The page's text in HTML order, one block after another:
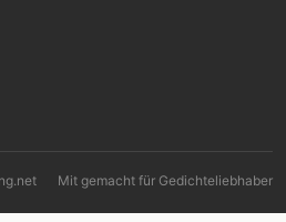
Mit gemacht für Gedichteliebhaber